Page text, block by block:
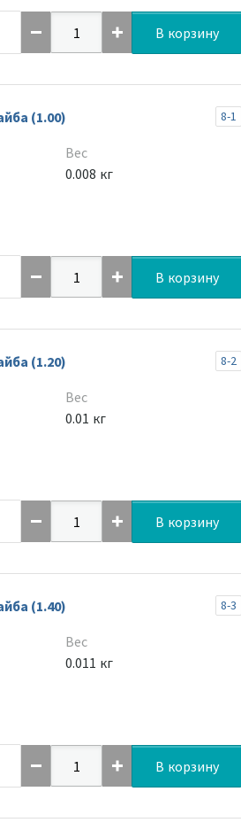
В корзину
(1.00) 8-1
Вес
0.008 кг
В корзину
(1.20) 8-2
Вес
0.01 кг
В корзину
(1.40) 8-3
Вес
0.011 кг
В корзину